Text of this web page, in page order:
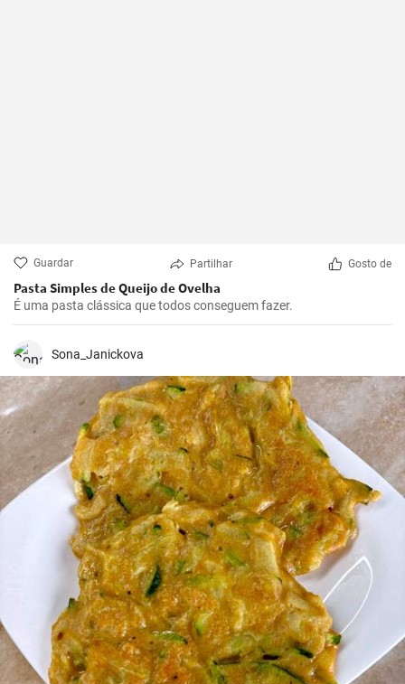
Guardar Partilhar Gosto de
Pasta Simples de Queijo de Ovelha
É uma pasta clássica que todos conseguem fazer.
Sona_Janickova